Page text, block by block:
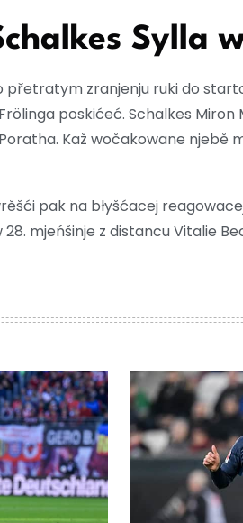
Sylla
zranjenju ruki do
poskićeć. Schalkes Miron
Kaž wočakowane njebě
pak na błyšćacej
mjeńšinje z distancu Vitalie